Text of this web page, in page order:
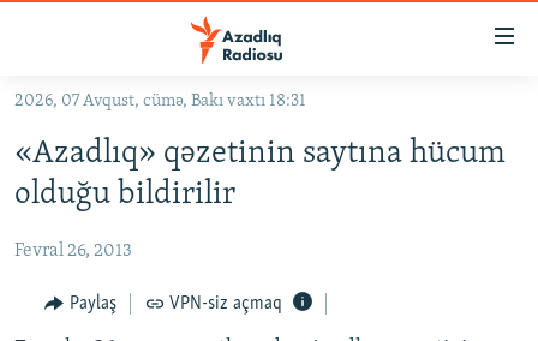
Əsas
qayıt
Əsas
naviqasiyaya
qayıt
KORRUPSIOMETR
#ƏSLINDƏ
FƏRQƏ BAX
2026, 07 Avqust, cümə, Bakı vaxtı 18:31
«Azadlıq» qəzetinin saytına hücum
olduğu bildirilir
Fevral 26, 2013
Paylaş VPN-siz açmaq